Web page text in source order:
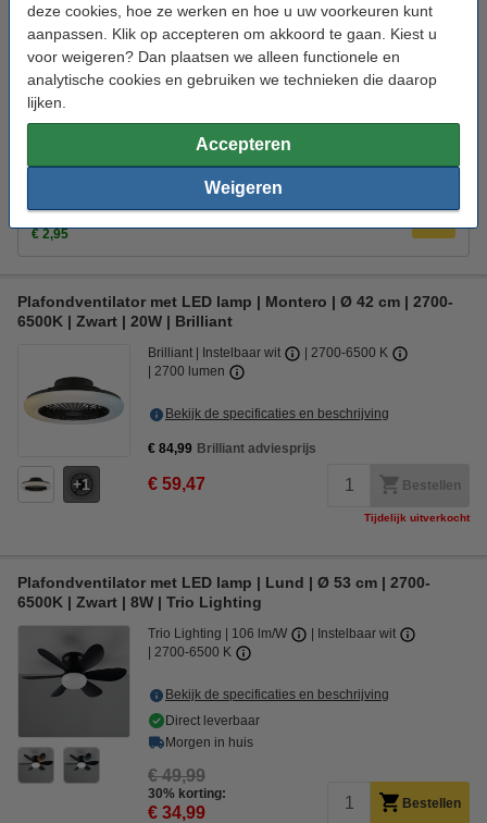
deze cookies, hoe ze werken en hoe u uw voorkeuren kunt
aanpassen. Klik op accepteren om akkoord te gaan. Kiest u
voor weigeren? Dan plaatsen we alleen functionele en
analytische cookies en gebruiken we technieken die daarop
lijken.
Accepteren
Weigeren
2 € 89,95 Bestellen
Tijdelijk uitverkocht
Bestel mee:
123led LED lamp E27 | Peer A60 | Filament | 2700K | 4.5W
123led LED lamp E27 | Peer A60 | Filament | 2700K | 7W
(60W)
€ 2,95
Plafondventilator met LED lamp | Montero | Ø 42 cm | 2700-
6500K | Zwart | 20W | Brilliant
1
Brilliant Instelbaar wit
2700-6500 K
2700 lumen
Bekijk de specificaties en beschrijving
€ 84,99 Brilliant adviesprijs
€ 59,47 Bestellen
Tijdelijk uitverkocht
Plafondventilator met LED lamp | Lund | Ø 53 cm | 2700-
6500K | Zwart | 8W | Trio Lighting
Trio Lighting 106 lm/W
Instelbaar wit
2700-6500 K
Bekijk de specificaties en beschrijving
Direct leverbaar
Morgen in huis
€ 49,99
30% korting:
€ 34,99 Bestellen